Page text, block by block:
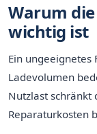
Warum
wichtig ist
Ein ungeeignetes
Ladevolumen
Nutzlast
Reparaturkosten